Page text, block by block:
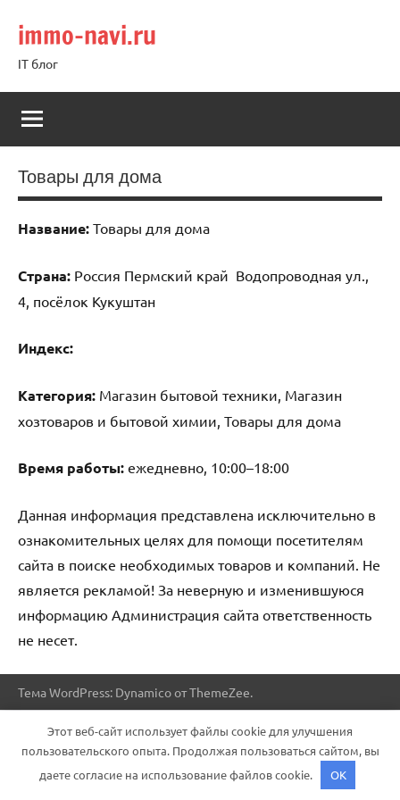
содержимому
immo-navi.ru
IT блог
Товары для дома
Название: Товары для дома
Страна: Россия Пермский край Водопроводная ул.,
4, посёлок Кукуштан
Индекс:
Категория: Магазин бытовой техники, Магазин
хозтоваров и бытовой химии, Товары для дома
Время работы: ежедневно, 10:00–18:00
Данная информация представлена исключительно в
ознакомительных целях для помощи посетителям
сайта в поиске необходимых товаров и компаний. Не
является рекламой! За неверную и изменившуюся
информацию Администрация сайта ответственность
не несет.
Тема WordPress: Dynamico от ThemeZee.
Этот веб-сайт использует файлы cookie для улучшения
пользовательского опыта. Продолжая пользоваться сайтом, вы
даете согласие на использование файлов cookie.
OK